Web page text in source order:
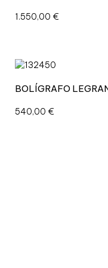
1.550,00 €
BOLÍGRAFO
540,00 €